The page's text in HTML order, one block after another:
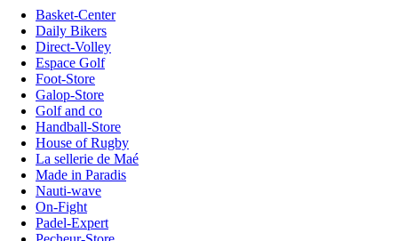
Basket-Center
Daily Bikers
Direct-Volley
Espace Golf
Foot-Store
Galop-Store
Golf and co
Handball-Store
House of Rugby
La sellerie de Maé
Made in Paradis
Nauti-wave
On-Fight
Padel-Expert